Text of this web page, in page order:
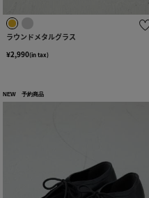
ラウンドメタルグラス
¥2,990(in tax)
NEW 予約商品